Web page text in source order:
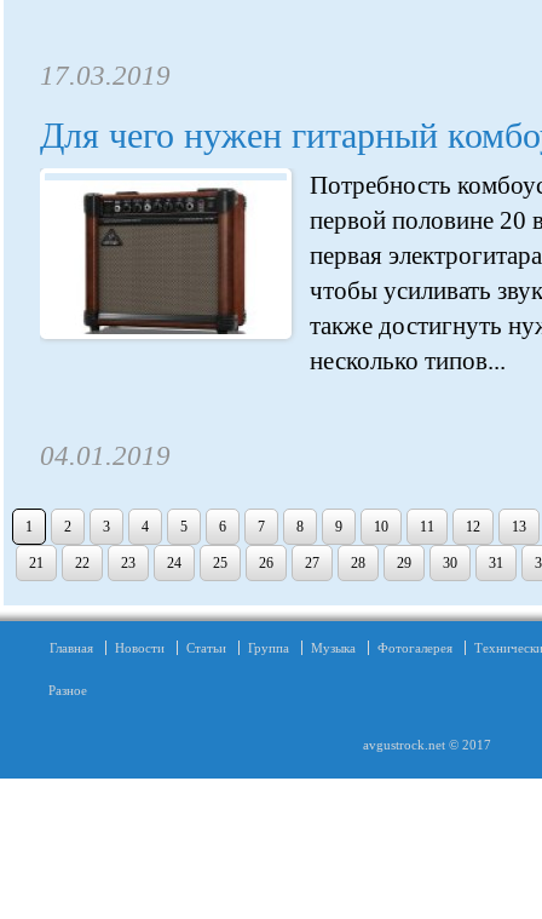
17.03.2019
Для чего нужен гитарный
Потребность
первой половине 20
первая
чтобы усиливать
также достигнуть
несколько типов...
04.01.2019
1 2 3 4 5 6 7 8 9 10 11 12 13
21 22 23 24 25 26 27 28 29 30 31
Главная Новости Статьи Группа Музыка Фотогалерея
Разное
avgustrock.net © 2017